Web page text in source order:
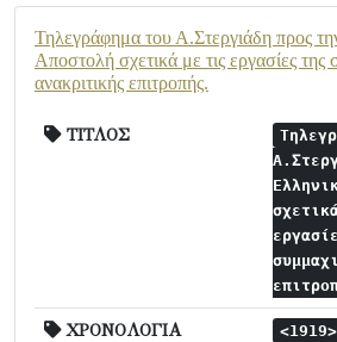
Τηλεγράφημα του Α.Στεργιάδη προς
Αποστολή σχετικά με τις εργασίες της
ανακριτικής επιτροπής.
ΤΙΤΛΟΣ
ΧΡΟΝΟΛΟΓΙΑ